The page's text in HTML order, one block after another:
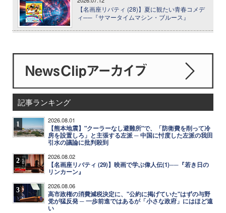
【名画座リバティ (28)】夏に観たい青春コメデ
ィ──『サマータイムマシン・ブルース』
記事ランキング
1 2026.08.01
【熊本地震】"クーラーなし避難所"で、「防衛費を削って冷
房を設置しろ」と主張する左派 ─ 中国に忖度した左派の我田
引水の議論に批判殺到
2 2026.08.02
【名画座リバティ (29)】映画で学ぶ偉人伝(1)──『若き日の
リンカーン』
3 2026.08.06
高市政権の消費減税決定に、"公約に掲げていた"はずの与野
党が猛反発 ─ 一歩前進ではあるが「小さな政府」にはほど遠
い